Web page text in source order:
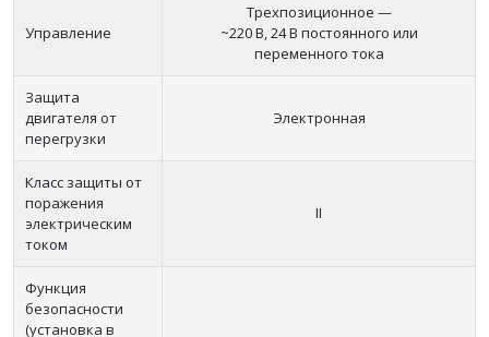
Управление
Трехпозиционное —
~220 В, 24 В постоянного или
переменного тока
Защита
двигателя от
перегрузки
Электронная
Класс защиты от
поражения
электрическим
током
II
Функция
безопасности
(установка в